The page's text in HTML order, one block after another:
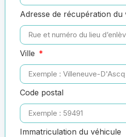
Adresse de récupération du
Ville
Code postal
Immatriculation du véhicule